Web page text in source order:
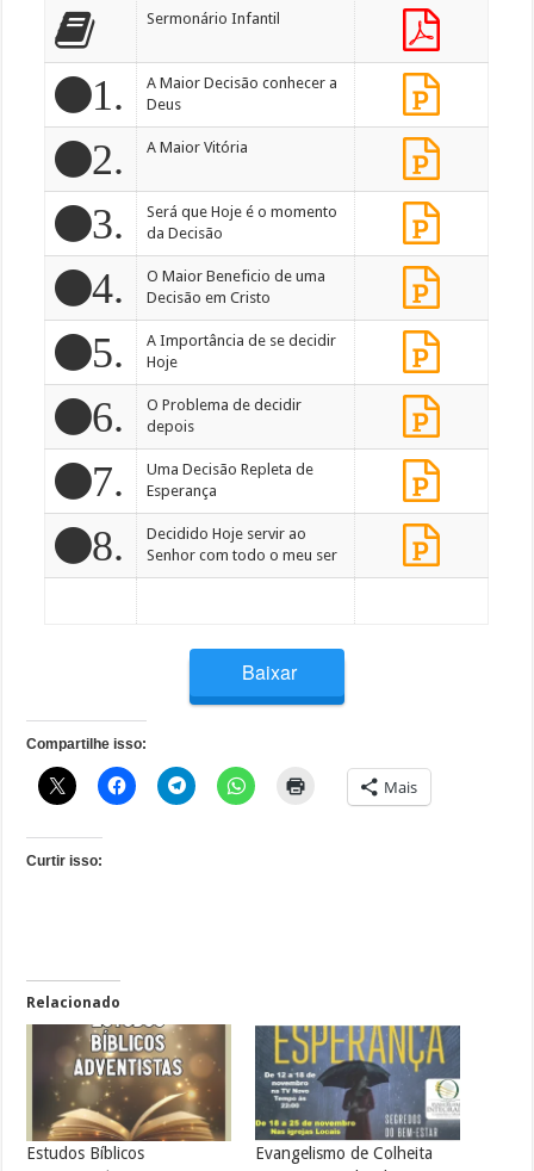
Sermonário Infantil
1.
A Maior Decisão conhecer a
Deus
2. A Maior Vitória
3.
Será que Hoje é o momento
da Decisão
4.
O Maior Beneficio de uma
Decisão em Cristo
5.
A Importância de se decidir
Hoje
6.
O Problema de decidir
depois
7.
Uma Decisão Repleta de
Esperança
8.
Decidido Hoje servir ao
Senhor com todo o meu ser
Baixar
Compartilhe isso:
Mais
Curtir isso:
Relacionado
Estudos Bíblicos
Evangelismo de Colheita